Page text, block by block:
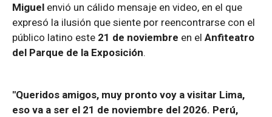
Miguel envió un cálido mensaje en video, en el que
expresó la ilusión que siente por reencontrarse con el
público latino este 21 de noviembre en el Anfiteatro
del Parque de la Exposición.
"Queridos amigos, muy pronto voy a visitar Lima,
eso va a ser el 21 de noviembre del 2026. Perú,